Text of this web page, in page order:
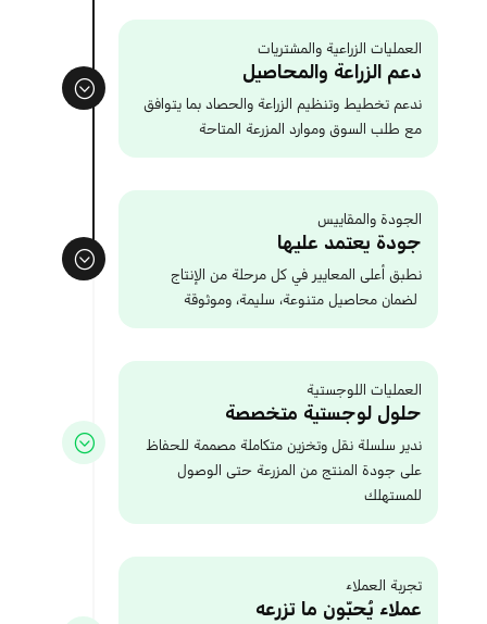
العمليات الزراعية والمشتريات
دعم الزراعة والمحاصيل
ندعم تخطيط وتنظيم الزراعة والحصاد بما يتوافق
مع طلب السوق وموارد المزرعة المتاحة
الجودة والمقاييس
جودة يعتمد عليها
نطبق أعلى المعايير في كل مرحلة من الإنتاج
العمليات اللوجستية
حلول لوجستية متخصصة
ندير سلسلة نقل وتخزين متكاملة مصممة للحفاظ
على جودة المنتج من المزرعة حتى الوصول
للمستهلك
تجربة العملاء
عملاء يُحبّون ما تزرعه